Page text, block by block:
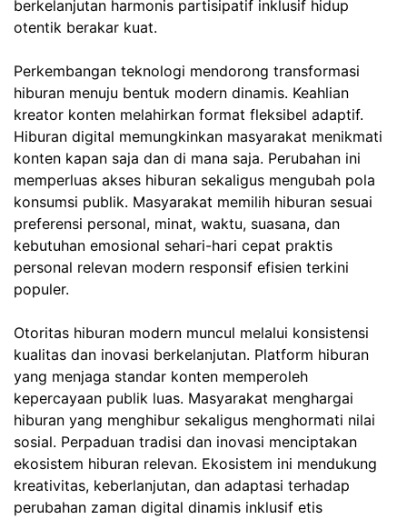
berkelanjutan harmonis partisipatif inklusif hidup
otentik berakar kuat.
Perkembangan teknologi mendorong transformasi
hiburan menuju bentuk modern dinamis. Keahlian
kreator konten melahirkan format fleksibel adaptif.
Hiburan digital memungkinkan masyarakat menikmati
konten kapan saja dan di mana saja. Perubahan ini
memperluas akses hiburan sekaligus mengubah pola
konsumsi publik. Masyarakat memilih hiburan sesuai
preferensi personal, minat, waktu, suasana, dan
kebutuhan emosional sehari-hari cepat praktis
personal relevan modern responsif efisien terkini
populer.
Otoritas hiburan modern muncul melalui konsistensi
kualitas dan inovasi berkelanjutan. Platform hiburan
yang menjaga standar konten memperoleh
kepercayaan publik luas. Masyarakat menghargai
hiburan yang menghibur sekaligus menghormati nilai
sosial. Perpaduan tradisi dan inovasi menciptakan
ekosistem hiburan relevan. Ekosistem ini mendukung
kreativitas, keberlanjutan, dan adaptasi terhadap
perubahan zaman digital dinamis inklusif etis